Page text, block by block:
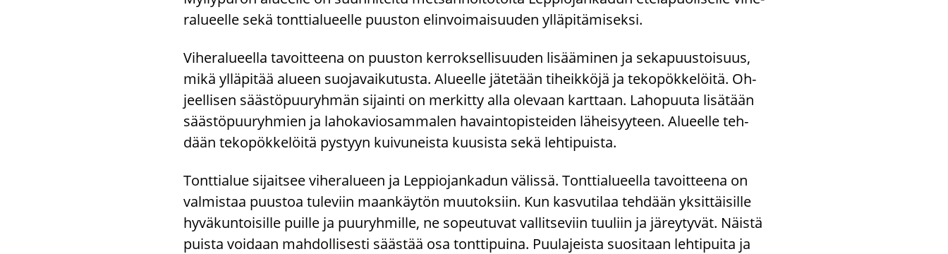
ra­lu­eel­le sekä tont­tia­lu­eel­le puus­ton elin­voi­mai­suu­den yl­lä­pi­tä­mi­sek­si.
Vi­he­ra­lu­eel­la ta­voit­tee­na on puus­ton ker­rok­sel­li­suu­den li­sää­mi­nen ja se­ka­puus­toi­suus,
mikä yl­lä­pi­tää alu­een suo­ja­vai­ku­tus­ta. Alu­eel­le jä­te­tään ti­heik­kö­jä ja te­ko­pök­ke­löi­tä. Oh­
jeel­li­sen sääs­tö­puu­ryh­män si­jain­ti on mer­kit­ty alla ole­vaan kart­taan. La­ho­puu­ta li­sä­tään
sääs­tö­puu­ryh­mien ja la­ho­ka­vio­sam­ma­len ha­vain­to­pis­tei­den lä­hei­syy­teen. Alu­eel­le teh­
dään te­ko­pök­ke­löi­tä pys­tyyn kui­vu­neis­ta kuusis­ta sekä leh­ti­puis­ta.
Tont­tia­lue si­jait­see vi­he­ra­lu­een ja Lep­pio­jan­ka­dun vä­lis­sä. Tont­tia­lu­eel­la ta­voit­tee­na on
val­mis­taa puus­toa tu­le­viin maan­käy­tön muu­tok­siin. Kun kas­vu­ti­laa teh­dään yk­sit­täi­sil­le
hy­vä­kun­toi­sil­le puil­le ja puu­ryh­mil­le, ne so­peu­tu­vat val­lit­se­viin tuu­liin ja jä­rey­ty­vät. Näis­tä
puis­ta voi­daan mah­dol­li­ses­ti sääs­tää osa tont­ti­pui­na. Puu­la­jeis­ta suo­si­taan leh­ti­pui­ta ja